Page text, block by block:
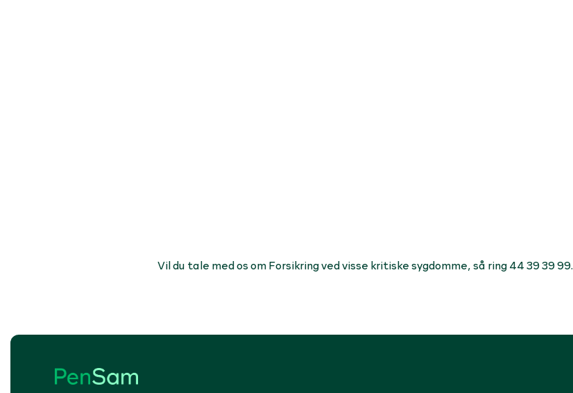
Vil du tale med os om Forsikring ved visse kritiske sygdomme, så ring 44 39 39 99.